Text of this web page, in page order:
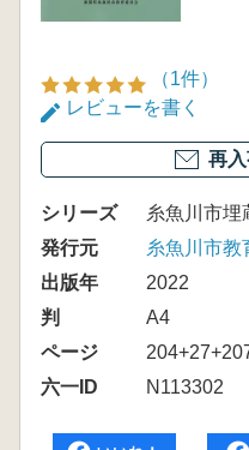
（1件）
レビューを書く
再
シリーズ
糸魚川市埋
発行元
糸魚川市教
出版年
2022
判
A4
ページ
六一ID
N113302